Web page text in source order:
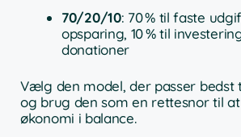
70/20/10: 70 % til faste
opsparing, 10 % til
donationer
Vælg den model, der passer bedst
og brug den som en rettesnor til
økonomi i balance.